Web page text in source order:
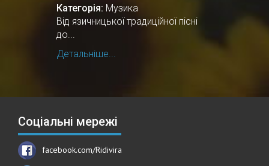
Категорія: Музика
Від язичницької традиційної пісні
до...
Детальніше...
Соціальні мережі
facebook.com/Ridivira